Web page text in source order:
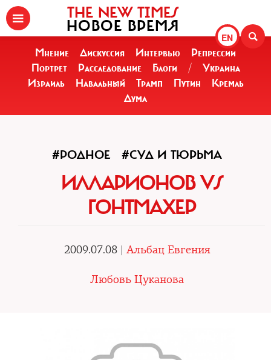
EN
THE NEW TIMES
НОВОЕ ВРЕМЯ
Мнение Дискуссия Интервью
Репрессии
Портрет
Расследование Блоги /
Украина
Израиль
Навальный Трамп Путин
Кремль
Дума
#РОДНОЕ #СУД И ТЮРЬМА
ИЛЛАРИОНОВ VS
ГОНТМАХЕР
2009.07.08 | Альбац Евгения
Любовь Цуканова